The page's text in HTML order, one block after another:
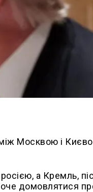
Москвою і
а Кремль,
хоче домовлятися